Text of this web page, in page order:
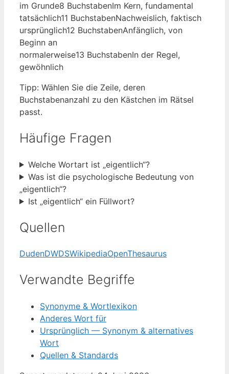
im Grunde8 BuchstabenIm Kern, fundamental
tatsächlich11 BuchstabenNachweislich, faktisch
ursprünglich12 BuchstabenAnfänglich, von
Beginn an
normalerweise13 BuchstabenIn der Regel,
gewöhnlich
Tipp: Wählen Sie die Zeile, deren
Buchstabenanzahl zu den Kästchen im Rätsel
passt.
Häufige Fragen
Welche Wortart ist „eigentlich“?
Was ist die psychologische Bedeutung von
„eigentlich“?
Ist „eigentlich“ ein Füllwort?
Quellen
DudenDWDSWikipediaOpenThesaurus
Verwandte Begriffe
Synonyme & Wortlexikon
Anderes Wort für
Ursprünglich — Synonym & alternatives
Wort
Quellen & Standards